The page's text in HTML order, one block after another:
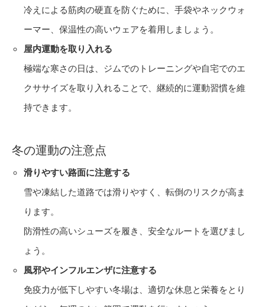
冷えによる筋肉の硬直を防ぐために、手袋やネックウォ
ーマー、保温性の高いウェアを着用しましょう。
屋内運動を取り入れる
極端な寒さの日は、ジムでのトレーニングや自宅でのエ
クササイズを取り入れることで、継続的に運動習慣を維
持できます。
冬の運動の注意点
滑りやすい路面に注意する
雪や凍結した道路では滑りやすく、転倒のリスクが高ま
ります。
防滑性の高いシューズを履き、安全なルートを選びまし
ょう。
風邪やインフルエンザに注意する
免疫力が低下しやすい冬場は、適切な休息と栄養をとり